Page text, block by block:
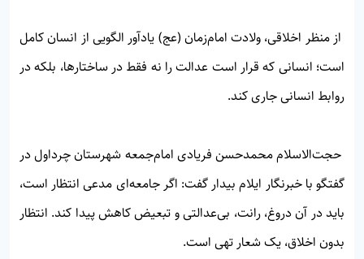
از منظر اخلاقی، ولادت امام‌زمان (عج) یادآور الگویی از انسان کامل
است؛ انسانی که قرار است عدالت را نه فقط در ساختارها، بلکه در
روابط انسانی جاری کند.
حجت‌الاسلام محمدحسن فریادی امام‌جمعه شهرستان چرداول در
گفتگو با خبرنگار ایلام بیدار گفت: اگر جامعه‌ای مدعی انتظار است،
باید در آن دروغ، رانت، بی‌عدالتی و تبعیض کاهش پیدا کند. انتظار
بدون اخلاق، یک شعار تهی است.